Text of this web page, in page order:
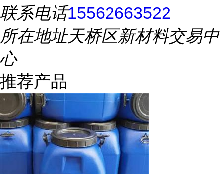
联系电话15562663522
所在地址天桥区新材料交易中
心
推荐产品